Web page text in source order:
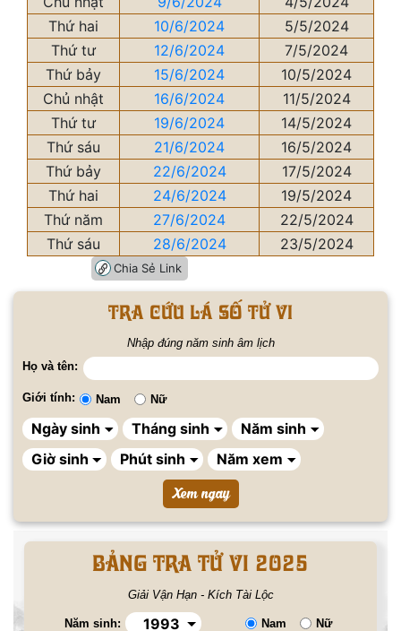
Thứ hai
10/6/2024
5/5/2024
Thứ tư
12/6/2024
7/5/2024
Thứ bảy
15/6/2024
10/5/2024
Chủ nhật
16/6/2024
11/5/2024
Thứ tư
19/6/2024
14/5/2024
Thứ sáu
21/6/2024
16/5/2024
Thứ bảy
22/6/2024
17/5/2024
Thứ hai
24/6/2024
19/5/2024
Thứ năm
27/6/2024
22/5/2024
Thứ sáu
28/6/2024 23/5/2024
Chia Sẻ Link
Tra cứu lá số tử vi
Nhập đúng năm sinh âm lịch
Họ và tên:
Giới tính: Nam Nữ
BẢNG TRA TỬ VI 2025
Giải Vận Hạn - Kích Tài Lộc
Năm sinh: Nam Nữ